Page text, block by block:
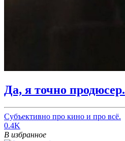
Да, я точно продюсер.
Субъективно про кино и про всё.
0.4K
В избранное